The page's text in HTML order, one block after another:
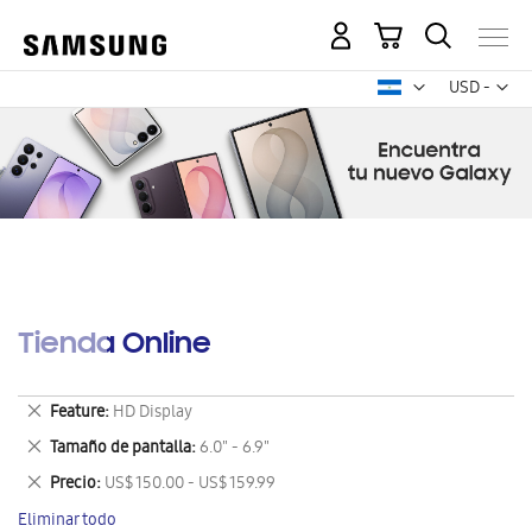
USD -
dólar
Mi carrito
Tienda Online
Feature HD Display
Eliminar
este
artículo
Tamaño de pantalla 6.0" - 6.9"
Eliminar
este
artículo
Precio US$ 150.00 - US$ 159.99
Eliminar
este
Eliminar todo